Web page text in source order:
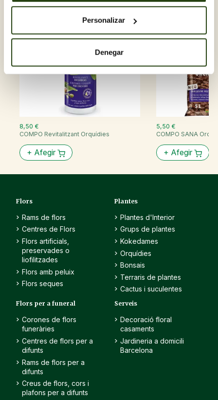
Personalizar
Denegar
8,50 €
COMPO Revitalitzant Orquídies
+ Afegir
5,50 €
COMPO SANA
+ Afegir
Flors
Rams de flors
Centres de Flors
Flors artificials,
preservades o
liofilitzades
Flors amb peluix
Flors seques
Plantes
Plantes d'Interior
Grups de plantes
Kokedames
Orquídies
Bonsais
Terraris de plantes
Cactus i suculentes
Flors per a funeral
Corones de flors
funeràries
Centres de flors per a
difunts
Rams de flors per a
difunts
Creus de flors, cors i
plafons per a difunts
Serveis
Decoració floral
casaments
Jardineria a domicili
Barcelona